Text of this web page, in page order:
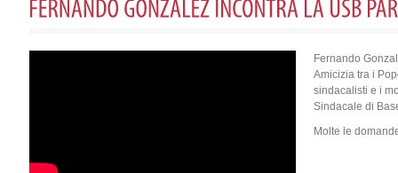
Fernando
Amicizia tra i
sindacalisti e i
Sindacale di
Molte le